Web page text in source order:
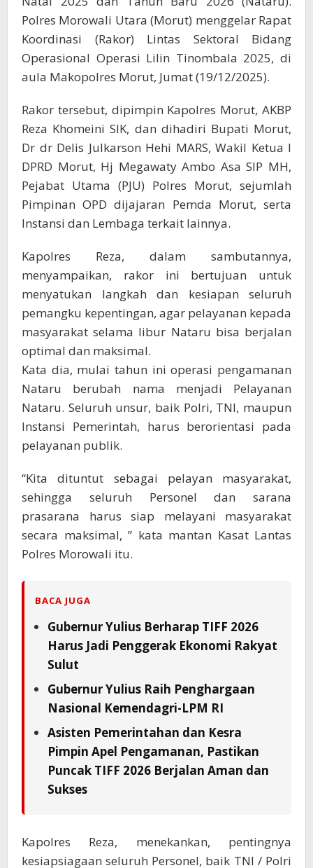
Polres Morowali Utara (Morut) menggelar Rapat
Koordinasi (Rakor) Lintas Sektoral Bidang
Operasional Operasi Lilin Tinombala 2025, di
aula Makopolres Morut, Jumat (19/12/2025).
Rakor tersebut, dipimpin Kapolres Morut, AKBP
Reza Khomeini SIK, dan dihadiri Bupati Morut,
Dr dr Delis Julkarson Hehi MARS, Wakil Ketua I
DPRD Morut, Hj Megawaty Ambo Asa SIP MH,
Pejabat Utama (PJU) Polres Morut, sejumlah
Pimpinan OPD dijajaran Pemda Morut, serta
Instansi dan Lembaga terkait lainnya.
Kapolres Reza, dalam sambutannya,
menyampaikan, rakor ini bertujuan untuk
menyatukan langkah dan kesiapan seluruh
pemangku kepentingan, agar pelayanan kepada
masyarakat selama libur Nataru bisa berjalan
optimal dan maksimal.
Kata dia, mulai tahun ini operasi pengamanan
Nataru berubah nama menjadi Pelayanan
Nataru. Seluruh unsur, baik Polri, TNI, maupun
Instansi Pemerintah, harus berorientasi pada
pelayanan publik.
“Kita dituntut sebagai pelayan masyarakat,
sehingga seluruh Personel dan sarana
prasarana harus siap melayani masyarakat
secara maksimal, ” kata mantan Kasat Lantas
Polres Morowali itu.
BACA JUGA
Gubernur Yulius Berharap TIFF 2026
Harus Jadi Penggerak Ekonomi Rakyat
Sulut
Gubernur Yulius Raih Penghargaan
Nasional Kemendagri-LPM RI
Asisten Pemerintahan dan Kesra
Pimpin Apel Pengamanan, Pastikan
Puncak TIFF 2026 Berjalan Aman dan
Sukses
Kapolres Reza, menekankan, pentingnya
kesiapsiagaan seluruh Personel, baik TNI / Polri